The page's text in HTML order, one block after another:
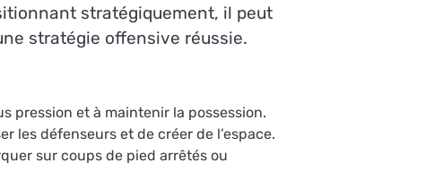
stratégiquement, il peut
stratégie offensive réussie.
pression et à maintenir la possession.
les défenseurs et de créer de l’espace.
sur coups de pied arrêtés ou